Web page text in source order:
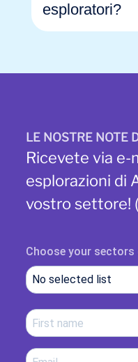
esploratori?
LE NOSTRE NOTE
Ricevete via e-
esplorazioni di
vostro settore!
Choose your
No selected list